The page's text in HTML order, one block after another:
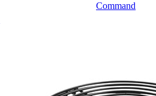
Command